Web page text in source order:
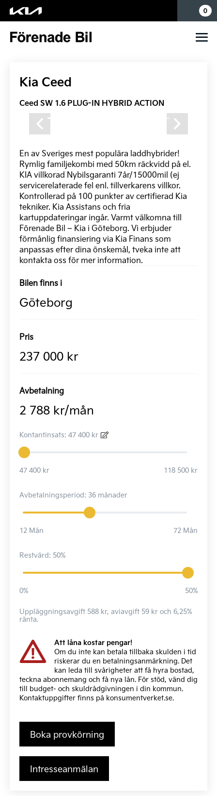
0
Kia Ceed
Ceed SW 1.6 PLUG-IN HYBRID ACTION
Previous Next
En av Sveriges mest populära laddhybrider!
Rymlig familjekombi med 50km räckvidd på el.
KIA villkorad Nybilsgaranti 7år/15000mil (ej
servicerelaterade fel enl. tillverkarens villkor.
Kontrollerad på 100 punkter av certifierad Kia
tekniker. Kia Assistans och fria
kartuppdateringar ingår. Varmt välkomna till
Förenade Bil – Kia i Göteborg. Vi erbjuder
förmånlig finansiering via Kia Finans som
anpassas efter dina önskemål, tveka inte att
kontakta oss för mer information.
Bilen finns i
Göteborg
Pris
237 000 kr
Avbetalning
2 788 kr/mån
Kontantinsats: 47 400 kr
47 400 kr 118 500 kr
Avbetalningsperiod: 36 månader
12 Mån 72 Mån
Restvärd: 50%
0% 50%
Uppläggningsavgift 588 kr, aviavgift 59 kr och 6,25%
ränta.
Att låna kostar pengar!
Om du inte kan betala tillbaka skulden i tid
riskerar du en betalningsanmärkning. Det
kan leda till svårigheter att få hyra bostad,
teckna abonnemang och få nya lån. För stöd, vänd dig
till budget- och skuldrådgivningen i din kommun.
Kontaktuppgifter finns på konsumentverket.se.
Boka provkörning
Intresseanmälan